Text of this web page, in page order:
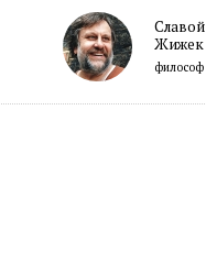
Славой
Жижек
философ